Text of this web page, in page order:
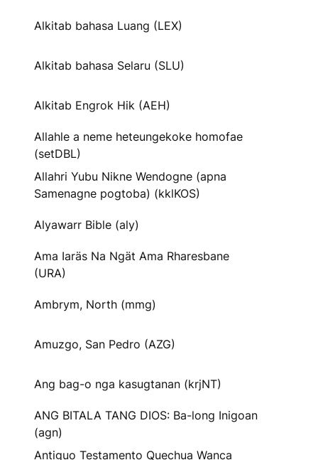
Alkitab bahasa Luang (LEX)
Alkitab bahasa Selaru (SLU)
Alkitab Engrok Hik (AEH)
Allahle a neme heteungekoke homofae
(setDBL)
Allahri Yubu Nikne Wendogne (apna
Samenagne pogtoba) (kklKOS)
Alyawarr Bible (aly)
Ama Iaräs Na Ngät Ama Rharesbane
(URA)
Ambrym, North (mmg)
Amuzgo, San Pedro (AZG)
Ang bag-o nga kasugtanan (krjNT)
ANG BITALA TANG DIOS: Ba-long Inigoan
(agn)
Antiguo Testamento Quechua Wanca